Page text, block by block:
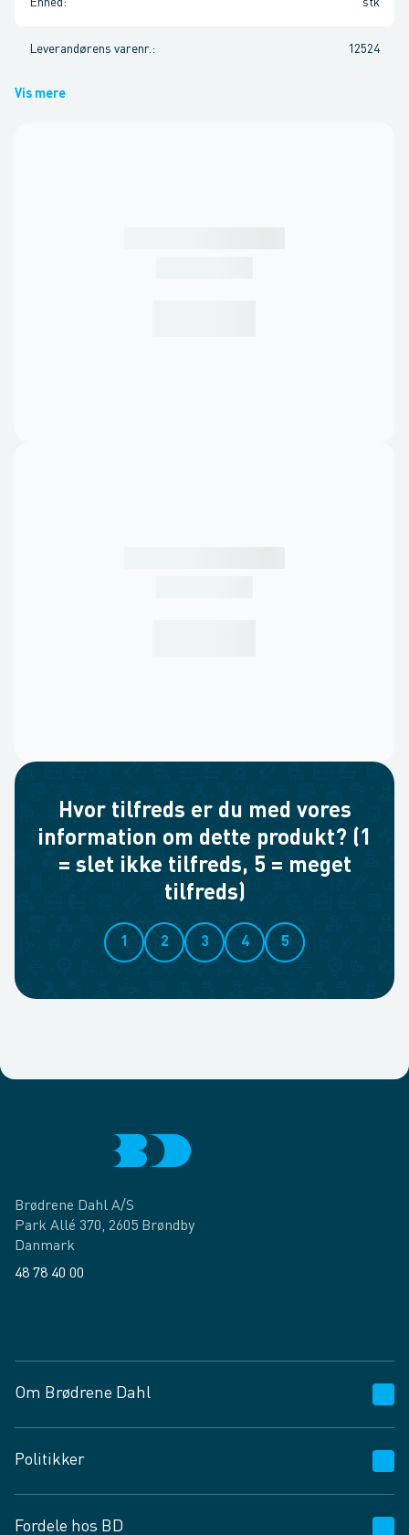
Enhed : stk
Leverandørens varenr. : 12524
Vis mere
Hvor tilfreds er du med vores
information om dette produkt? (1
= slet ikke tilfreds, 5 = meget
tilfreds)
1 2 3 4 5
Brødrene Dahl A/S
Park Allé 370, 2605 Brøndby
Danmark
48 78 40 00
Om Brødrene Dahl
Vagttelefon 30 10 89 89
Spørgsmål og svar
Job og karriere
Politikker
Fordele hos BD